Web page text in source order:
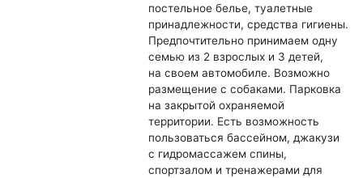
постельное белье, туалетные
принадлежности, средства гигиены.
Предпочтительно принимаем одну
семью из 2 взрослых и 3 детей,
на своем автомобиле. Возможно
размещение с собаками. Парковка
на закрытой охраняемой
территории. Есть возможность
пользоваться бассейном, джакузи
с гидромассажем спины,
спортзалом и тренажерами для